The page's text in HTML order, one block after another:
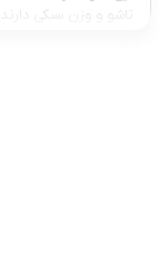
تاشو و وزن سبکی